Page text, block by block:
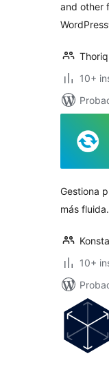
and other
10+
Gestiona
más fluida.
10+